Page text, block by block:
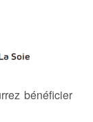
bénéficier